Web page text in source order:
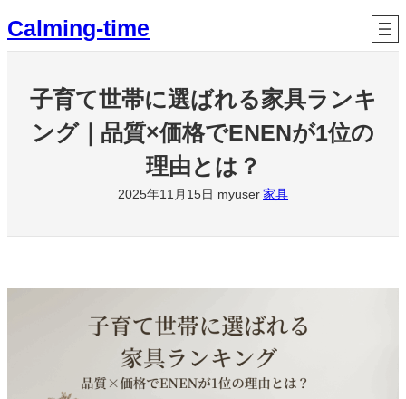
容
Calming-time
子育て世帯に選ばれる家具ランキ
ング｜品質×価格でENENが1位の
理由とは？
2025年11月15日 myuser 家具